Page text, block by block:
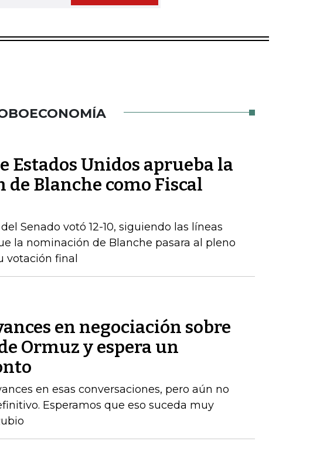
Estados Unidos aprueba la
Blanche como Fiscal
Senado votó 12-10, siguiendo las líneas
la nominación de Blanche pasara al pleno
votación final
en negociación sobre
Ormuz y espera un
en esas conversaciones, pero aún no
Esperamos que eso suceda muy